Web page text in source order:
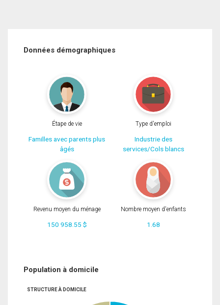
Données démographiques
Étape de vie
Familles avec parents plus
âgés
Type d'emploi
Industrie des
services/Cols blancs
Revenu moyen du ménage
150 958.55 $
Nombre moyen d'enfants
1.68
Population à domicile
STRUCTURE À DOMICILE